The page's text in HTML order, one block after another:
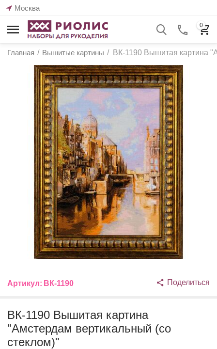
Москва
0
Главная / Вышитые картины / ВК-1190 Вышитая картина
Артикул: ВК-1190 Поделиться
ВК-1190 Вышитая картина
"Амстердам вертикальный (со
стеклом)"